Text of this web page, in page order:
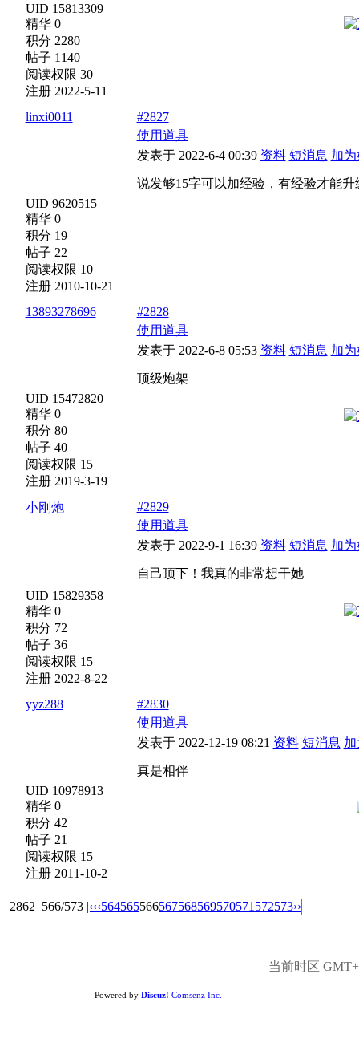
UID 15813309
精华 0
积分 2280
帖子 1140
阅读权限 30
注册 2022-5-11
linxi0011
UID 9620515
精华 0
积分 19
帖子 22
阅读权限 10
注册 2010-10-21
#2827
使用道具
发表于 2022-6-4 00:39 资料 短消息 加
说发够15字可以加经验，有经验才能
13893278696
UID 15472820
精华 0
积分 80
帖子 40
阅读权限 15
注册 2019-3-19
#2828
使用道具
发表于 2022-6-8 05:53 资料 短消息 加
顶级炮架
小刚炮
UID 15829358
精华 0
积分 72
帖子 36
阅读权限 15
注册 2022-8-22
#2829
使用道具
发表于 2022-9-1 16:39 资料 短消息 加
自己顶下！我真的非常想干她
yyz288
UID 10978913
精华 0
积分 42
帖子 21
阅读权限 15
注册 2011-10-2
#2830
使用道具
发表于 2022-12-19 08:21 资料 短消息
真是相伴
2862 566/573 |‹‹‹564565566567568569570571 572573››
当前时区
Powered by Discuz! Comsenz Inc.